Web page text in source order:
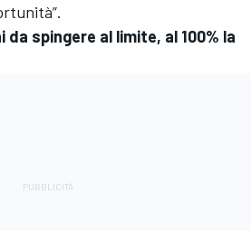
spingere al limite, al 100% la